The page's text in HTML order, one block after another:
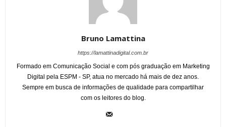
Bruno Lamattina
https://lamattinadigital.com.br
Formado em Comunicação Social e com pós graduação em Marketing
Digital pela ESPM - SP, atua no mercado há mais de dez anos.
Sempre em busca de informações de qualidade para compartilhar
com os leitores do blog.